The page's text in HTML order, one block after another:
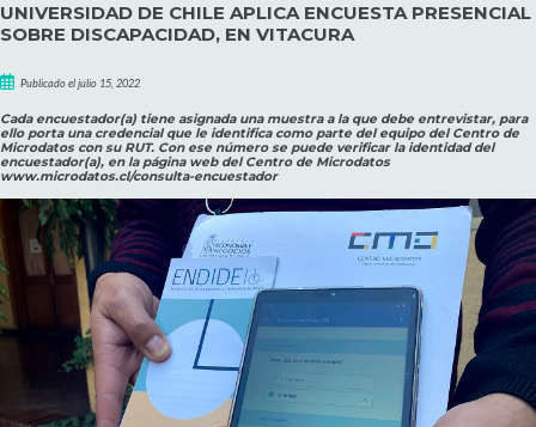
UNIVERSIDAD DE CHILE APLICA ENCUESTA PRESENCIAL
SOBRE DISCAPACIDAD, EN VITACURA
Publicado el julio 15, 2022
Cada encuestador(a) tiene asignada una muestra a la que debe entrevistar, para
ello porta una credencial que le identifica como parte del equipo del Centro de
Microdatos con su RUT. Con ese número se puede verificar la identidad del
encuestador(a), en la página web del Centro de Microdatos
www.microdatos.cl/consulta-encuestador